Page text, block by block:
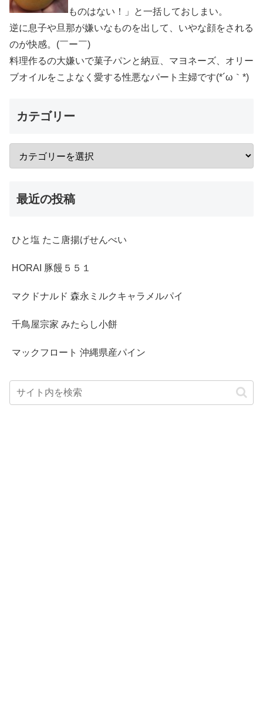
ものはない！」と一括しておしまい。
逆に息子や旦那が嫌いなものを出して、いやな顔をされる
のが快感。(￣ー￣)
料理作るの大嫌いで菓子パンと納豆、マヨネーズ、オリー
ブオイルをこよなく愛する性悪なパート主婦です(*´ω｀*)
カテゴリー
最近の投稿
ひと塩 たこ唐揚げせんべい
HORAI 豚饅５５１
マクドナルド 森永ミルクキャラメルパイ
千鳥屋宗家 みたらし小餅
マックフロート 沖縄県産パイン